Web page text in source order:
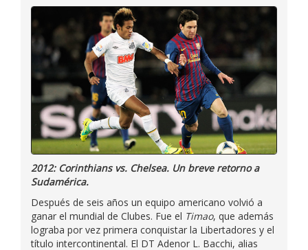
2012: Corinthians vs. Chelsea. Un breve retorno a
Sudamérica.
Después de seis años un equipo americano volvió a
ganar el mundial de Clubes. Fue el Timao, que además
lograba por vez primera conquistar la Libertadores y el
título intercontinental. El DT Adenor L. Bacchi, alias